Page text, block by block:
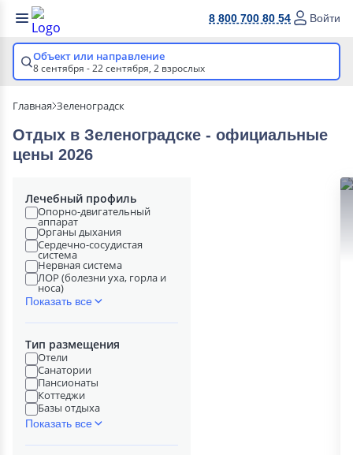
8 800 700 80 54 Войти
Объект или направление
8 сентября - 22 сентября, 2 взрослых
Главная Зеленоградск
Отдых в Зеленоградске - официальные
цены 2026
Лечебный профиль
Опорно-двигательный
аппарат
Органы дыхания
Сердечно-сосудистая
система
Нервная система
ЛОР (болезни уха, горла и
носа)
Показать все
Тип размещения
Отели
Санатории
Пансионаты
Коттеджи
Базы отдыха
Показать все